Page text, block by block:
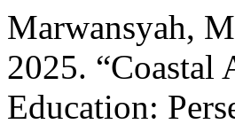
Marwansyah,
2025. “Coastal
Education: